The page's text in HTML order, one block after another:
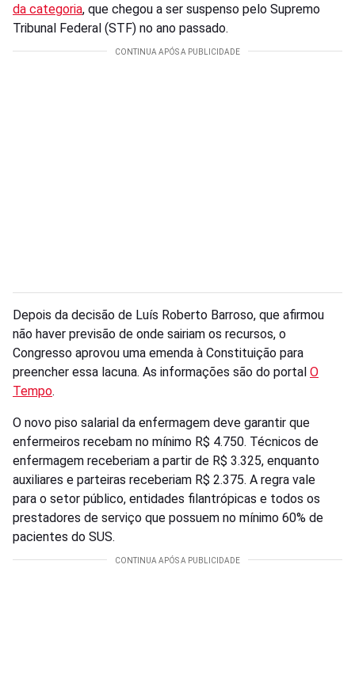
da categoria, que chegou a ser suspenso pelo Supremo
Tribunal Federal (STF) no ano passado.
Depois da decisão de Luís Roberto Barroso, que afirmou
não haver previsão de onde sairiam os recursos, o
Congresso aprovou uma emenda à Constituição para
preencher essa lacuna. As informações são do portal O
Tempo.
O novo piso salarial da enfermagem deve garantir que
enfermeiros recebam no mínimo R$ 4.750. Técnicos de
enfermagem receberiam a partir de R$ 3.325, enquanto
auxiliares e parteiras receberiam R$ 2.375. A regra vale
para o setor público, entidades filantrópicas e todos os
prestadores de serviço que possuem no mínimo 60% de
pacientes do SUS.